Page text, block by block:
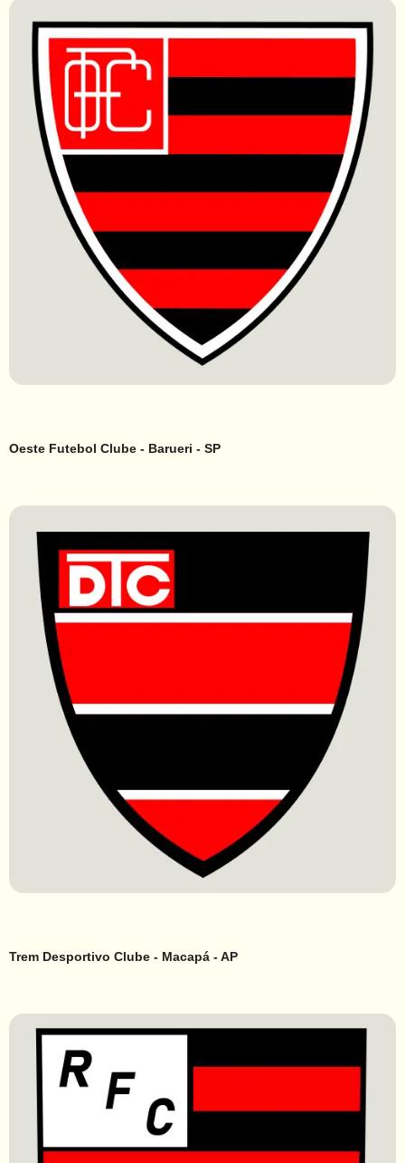
Oeste Futebol Clube - Barueri - SP
Trem Desportivo Clube - Macapá - AP